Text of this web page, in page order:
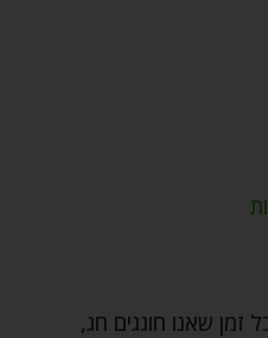
זמן שאנו חוגגים חג,